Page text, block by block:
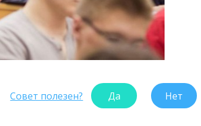
Совет полезен? Да Нет